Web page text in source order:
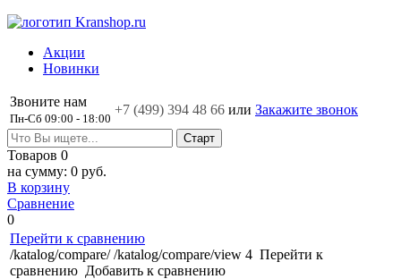
Акции
Новинки
Звоните нам
Пн-Сб 09:00 - 18:00
+7 (499) 394 48 66 или Закажите звонок
Товаров 0
на сумму: 0 руб.
В корзину
Сравнение
0
Перейти к сравнению
/katalog/compare/ /katalog/compare/view 4 Перейти к
сравнению Добавить к сравнению